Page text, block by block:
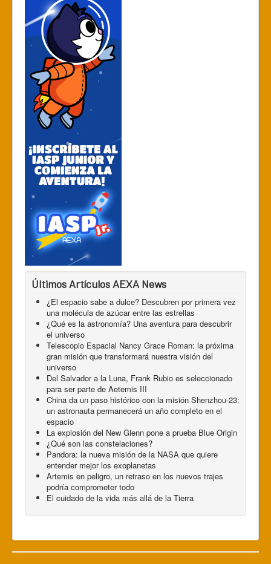
Últimos Artículos AEXA News
¿El espacio sabe a dulce? Descubren por primera vez
una molécula de azúcar entre las estrellas
¿Qué es la astronomía? Una aventura para descubrir
el universo
Telescopio Espacial Nancy Grace Roman: la próxima
gran misión que transformará nuestra visión del
universo
Del Salvador a la Luna, Frank Rubio es seleccionado
para ser parte de Aetemis III
China da un paso histórico con la misión Shenzhou-23:
un astronauta permanecerá un año completo en el
espacio
La explosión del New Glenn pone a prueba Blue Origin
¿Qué son las constelaciones?
Pandora: la nueva misión de la NASA que quiere
entender mejor los exoplanetas
Artemis en peligro, un retraso en los nuevos trajes
podría comprometer todo
El cuidado de la vida más allá de la Tierra